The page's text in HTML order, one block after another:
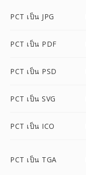
PCT เป็น JPG
PCT เป็น PDF
PCT เป็น PSD
PCT เป็น SVG
PCT เป็น ICO
PCT เป็น TGA